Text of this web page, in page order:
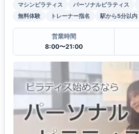
マシンピラティス パーソナルピラティス
無料体験
トレーナー指名 駅から5分以内
営業時間
8:00〜21:00